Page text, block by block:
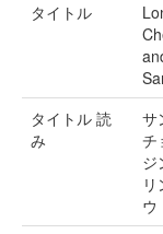
タイトル
タイトル 読
み
サ
チ
ジ
ウ